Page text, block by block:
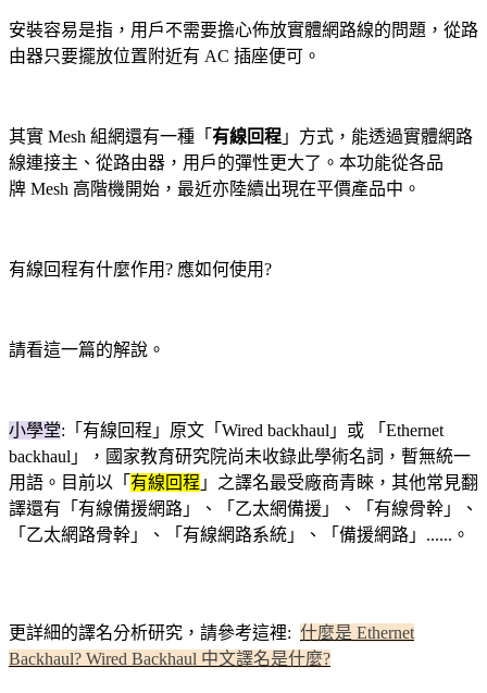
安裝容易是指，用戶不需要擔心佈放實體網路線的問題，從路
由器只要擺放位置附近有 AC 插座便可 。
其實 Mesh 組網還有一種「 有線回程 」方式 ，能透過實體網路
線連接主、從路由器，用戶的彈性更大了 。本功能從各品
牌 Mesh 高階機開始， 最近亦陸續出現在平價產品中。
有線回程有什麼作用? 應如何使用?
請看這一篇的解說。
小學堂:「有線回程」原文「Wired backhaul」或 「Ethernet
backhaul」，國家教育研究院尚未收錄此學術名詞，暫無統一
用語。目前以「 有線回程 」之譯名最受廠商青睞，其他常見翻
譯還有「有線備援網路」、「乙太網備援」、「有線骨幹」、
「乙太網路骨幹」、「有線網路系統」、「備援網路」...... 。
更詳細的譯名分析研究，請參考這裡: 什麼是 Ethernet
Backhaul? Wired Backhaul 中文譯名是什麼?